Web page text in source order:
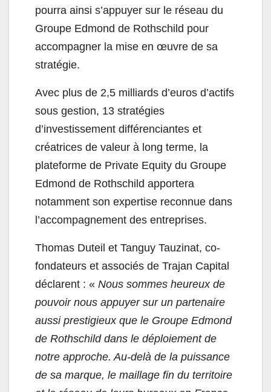
pourra ainsi s’appuyer sur le réseau du
Groupe Edmond de Rothschild pour
accompagner la mise en œuvre de sa
stratégie.
Avec plus de 2,5 milliards d’euros d’actifs
sous gestion, 13 stratégies
d’investissement différenciantes et
créatrices de valeur à long terme, la
plateforme de Private Equity du Groupe
Edmond de Rothschild apportera
notamment son expertise reconnue dans
l’accompagnement des entreprises.
Thomas Duteil et Tanguy Tauzinat, co-
fondateurs et associés de Trajan Capital
déclarent : « Nous sommes heureux de
pouvoir nous appuyer sur un partenaire
aussi prestigieux que le Groupe Edmond
de Rothschild dans le déploiement de
notre approche. Au-delà de la puissance
de sa marque, le maillage fin du territoire